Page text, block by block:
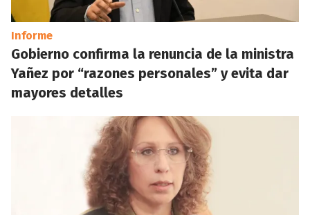
Informe
Gobierno confirma la renuncia de la ministra
Yañez por “razones personales” y evita dar
mayores detalles